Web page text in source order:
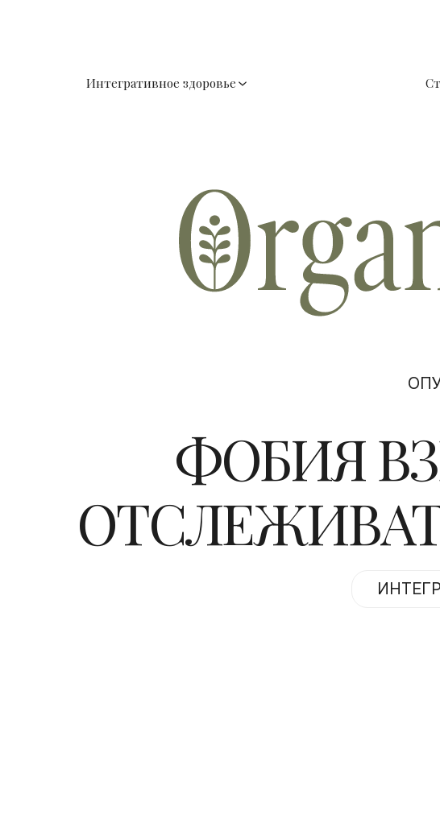
Интегративное здоровье
ФОБИЯ